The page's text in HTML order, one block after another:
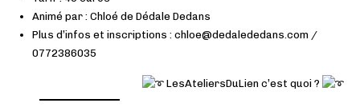
Animé par : Chloé de Dédale Dedans
Plus d’infos et inscriptions : chloe@dedalededans.com /
0772386035
LesAteliersDuLien c’est quoi ?